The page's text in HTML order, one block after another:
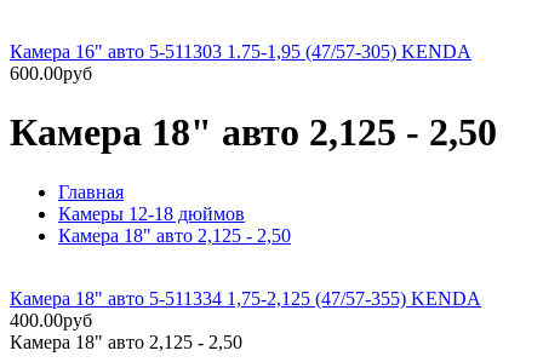
Камера 16" авто 5-511303 1.75-1,95 (47/57-305) KENDA
600.00руб
Камера 18" авто 2,125 - 2,50
Главная
Камеры 12-18 дюймов
Камера 18" авто 2,125 - 2,50
Камера 18" авто 5-511334 1,75-2,125 (47/57-355) KENDA
400.00руб
Камера 18" авто 2,125 - 2,50